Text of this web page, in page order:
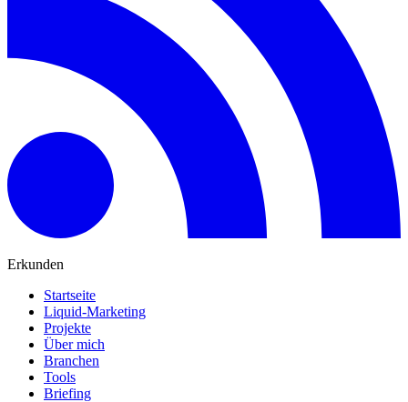
Erkunden
Startseite
Liquid-Marketing
Projekte
Über mich
Branchen
Tools
Briefing